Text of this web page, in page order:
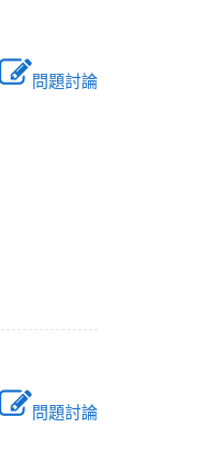
問題討論
問題討論